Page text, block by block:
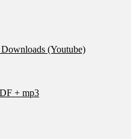
(Youtube)
+ mp3